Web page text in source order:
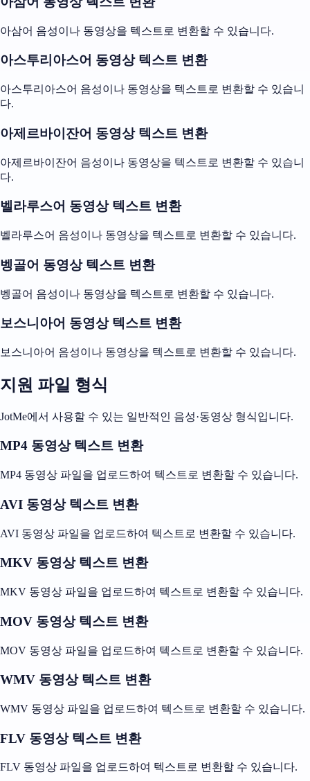
아삼어 음성이나 동영상을 텍스트로 변환할 수 있습니다.
아스투리아스어 동영상 텍스트 변환
아스투리아스어 음성이나 동영상을 텍스트로 변환할 수 있습니
다.
아제르바이잔어 동영상 텍스트 변환
아제르바이잔어 음성이나 동영상을 텍스트로 변환할 수 있습니
다.
벨라루스어 동영상 텍스트 변환
벨라루스어 음성이나 동영상을 텍스트로 변환할 수 있습니다.
벵골어 동영상 텍스트 변환
벵골어 음성이나 동영상을 텍스트로 변환할 수 있습니다.
보스니아어 동영상 텍스트 변환
보스니아어 음성이나 동영상을 텍스트로 변환할 수 있습니다.
지원 파일 형식
JotMe에서 사용할 수 있는 일반적인 음성·동영상 형식입니다.
MP4 동영상 텍스트 변환
MP4 동영상 파일을 업로드하여 텍스트로 변환할 수 있습니다.
AVI 동영상 텍스트 변환
AVI 동영상 파일을 업로드하여 텍스트로 변환할 수 있습니다.
MKV 동영상 텍스트 변환
MKV 동영상 파일을 업로드하여 텍스트로 변환할 수 있습니다.
MOV 동영상 텍스트 변환
MOV 동영상 파일을 업로드하여 텍스트로 변환할 수 있습니다.
WMV 동영상 텍스트 변환
WMV 동영상 파일을 업로드하여 텍스트로 변환할 수 있습니다.
FLV 동영상 텍스트 변환
FLV 동영상 파일을 업로드하여 텍스트로 변환할 수 있습니다.